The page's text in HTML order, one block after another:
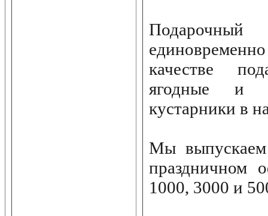
Подарочный
качестве
ягодные и
кустарники в
Мы выпускаем
праздничном
1000, 3000 и